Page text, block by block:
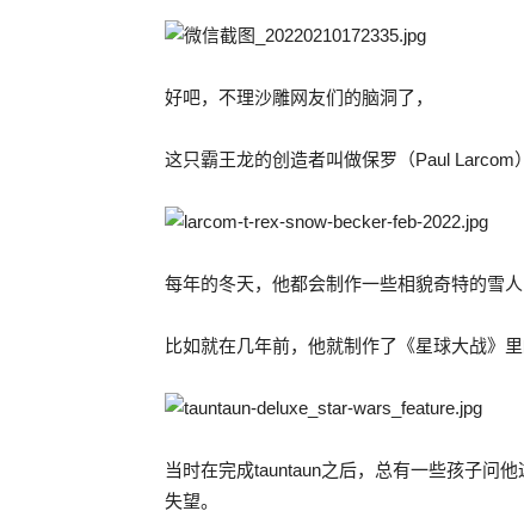
好吧，不理沙雕网友们的脑洞了，
这只霸王龙的创造者叫做保罗（Paul Larcom
每年的冬天，他都会制作一些相貌奇特的雪人
比如就在几年前，他就制作了《星球大战》里
当时在完成tauntaun之后，总有一些孩子问
失望。